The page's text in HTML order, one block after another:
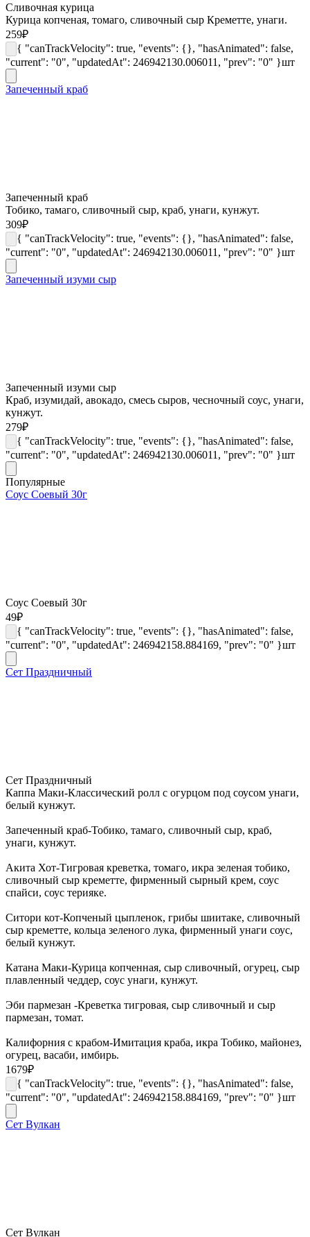
Сливочная курица
Курица копченая, томаго, сливочный сыр Креметте, унаги.
259₽
{ "canTrackVelocity": true, "events": {}, "hasAnimated": false,
"current": "0", "updatedAt": 246942130.006011, "prev": "0" }шт
Запеченный краб
Запеченный краб
Тобико, тамаго, сливочный сыр, краб, унаги, кунжут.
309₽
{ "canTrackVelocity": true, "events": {}, "hasAnimated": false,
"current": "0", "updatedAt": 246942130.006011, "prev": "0" }шт
Запеченный изуми сыр
Запеченный изуми сыр
Краб, изумидай, авокадо, смесь сыров, чесночный соус, унаги,
кунжут.
279₽
{ "canTrackVelocity": true, "events": {}, "hasAnimated": false,
"current": "0", "updatedAt": 246942130.006011, "prev": "0" }шт
Популярные
Соус Соевый 30г
Соус Соевый 30г
49₽
{ "canTrackVelocity": true, "events": {}, "hasAnimated": false,
"current": "0", "updatedAt": 246942158.884169, "prev": "0" }шт
Сет Праздничный
Сет Праздничный
Каппа Маки-Классический ролл с огурцом под соусом унаги,
белый кунжут.
Запеченный краб-Тобико, тамаго, сливочный сыр, краб,
унаги, кунжут.
Акита Хот-Тигровая креветка, томаго, икра зеленая тобико,
сливочный сыр креметте, фирменный сырный крем, соус
спайси, соус терияке.
Ситори кот-Копченый цыпленок, грибы шиитаке, сливочный
сыр креметте, кольца зеленого лука, фирменный унаги соус,
белый кунжут.
Катана Маки-Курица копченная, сыр сливочный, огурец, сыр
плавленный чеддер, соус унаги, кунжут.
Эби пармезан -Креветка тигровая, сыр сливочный и сыр
пармезан, томат.
Калифорния с крабом-Имитация краба, икра Тобико, майонез,
огурец, васаби, имбирь.
1679₽
{ "canTrackVelocity": true, "events": {}, "hasAnimated": false,
"current": "0", "updatedAt": 246942158.884169, "prev": "0" }шт
Сет Вулкан
Сет Вулкан